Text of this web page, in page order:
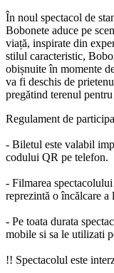
În noul spectacol de
Bobonete aduce pe
viață, inspirate din
stilul caracteristic,
obișnuite în momente
va fi deschis de
pregătind terenul
Regulament de
- Biletul este valabil
codului QR pe telefon.
- Filmarea
reprezintă o încălcare
- Pe toata durata
mobile si sa le utilizati
!! Spectacolul este